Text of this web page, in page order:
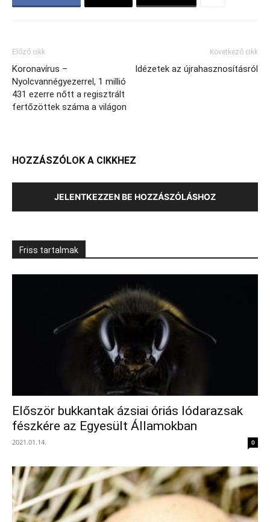
Előző cikk
Koronavírus –
Nyolcvannégyezerrel, 1 millió
431 ezerre nőtt a regisztrált
fertőzöttek száma a világon
Következő cikk
Idézetek az újrahasznosításról
HOZZÁSZÓLOK A CIKKHEZ
JELENTKEZZEN BE HOZZÁSZÓLÁSHOZ
Friss tartalmak
Először bukkantak ázsiai óriás lódarazsak
fészkére az Egyesült Államokban
2021.01.14. 0